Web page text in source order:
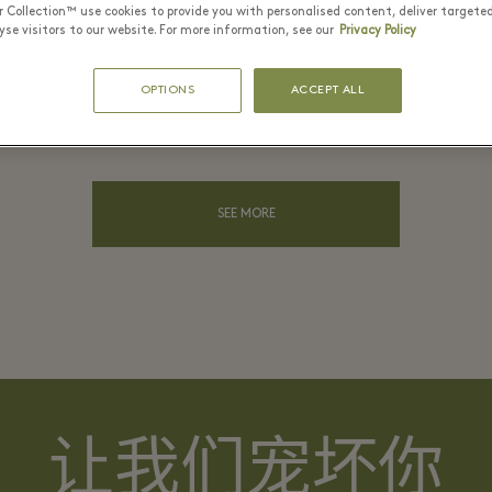
⬩
Discover Mascaró
SEE MORE
让我们宠坏你
Collection™ use cookies to provide you with personalised content, deliver
visitors to our website. For more information, see our Privacy Policy
OPTIONS ACCEPT ALL